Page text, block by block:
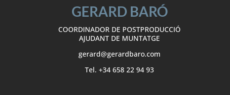
GERARD BARÓ
COORDINADOR DE POSTPRODUCCIÓ
AJUDANT DE MUNTATGE
gerard@gerardbaro.com
Tel. +34 658 22 94 93